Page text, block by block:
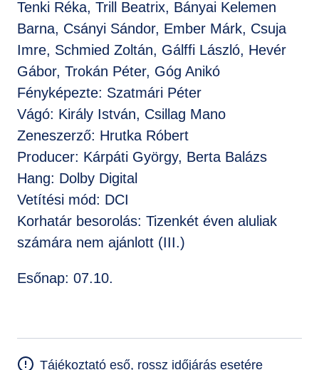
Tenki Réka, Trill Beatrix, Bányai Kelemen
Barna, Csányi Sándor, Ember Márk, Csuja
Imre, Schmied Zoltán, Gálffi László, Hevér
Gábor, Trokán Péter, Góg Anikó
Fényképezte: Szatmári Péter
Vágó: Király István, Csillag Mano
Zeneszerző: Hrutka Róbert
Producer: Kárpáti György, Berta Balázs
Hang: Dolby Digital
Vetítési mód: DCI
Korhatár besorolás: Tizenkét éven aluliak
számára nem ajánlott (III.)
Esőnap: 07.10.
Tájékoztató eső, rossz időjárás esetére